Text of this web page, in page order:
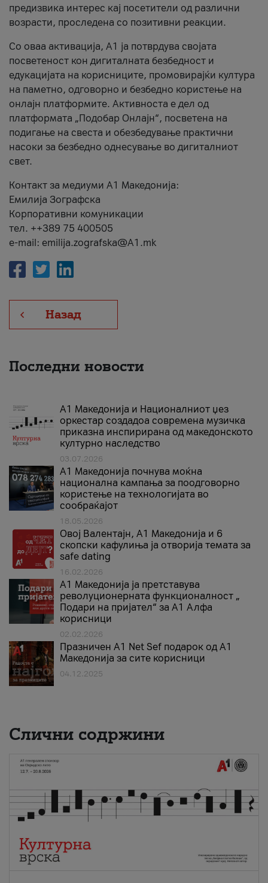
предизвика интерес кај посетители од различни
возрасти, проследена со позитивни реакции.
Со оваа активација, А1 ја потврдува својата
посветеност кон дигиталната безбедност и
едукацијата на корисниците, промовирајќи култура
на паметно, одговорно и безбедно користење на
онлајн платформите. Активноста е дел од
платформата „Подобар Онлајн“, посветена на
подигање на свеста и обезбедување практични
насоки за безбедно однесување во дигиталниот
свет.
Контакт за медиуми А1 Македонија:
Емилија Зографска
Корпоративни комуникации
тел. ++389 75 400505
e-mail: emilija.zografska@A1.mk
Назад
Последни новости
А1 Македонија и Националниот џез
оркестар создадоа современа музичка
приказна инспирирана од македонското
културно наследство
03.07.2026
A1 Македонија почнува моќна
национална кампања за поодговорно
користење на технологијата во
сообраќајот
18.05.2026
Овој Валентајн, A1 Македонија и 6
скопски кафулиња ја отворија темата за
safe dating
16.02.2026
А1 Македонија ја претставува
револуционерната функционалност „
Подари на пријател“ за А1 Алфа
корисници
02.02.2026
Празничен A1 Net Sеf подарок од А1
Македонија за сите корисници
04.12.2025
Слични содржини